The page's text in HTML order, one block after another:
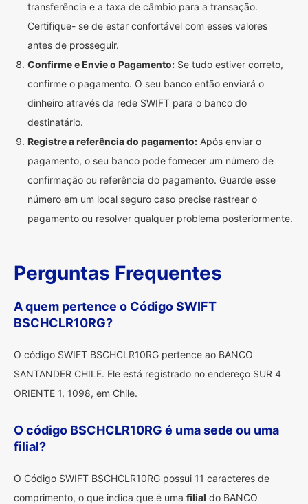
transferência e a taxa de câmbio para a transação.
Certifique- se de estar confortável com esses valores
antes de prosseguir.
Confirme e Envie o Pagamento: Se tudo estiver correto,
confirme o pagamento. O seu banco então enviará o
dinheiro através da rede SWIFT para o banco do
destinatário.
Registre a referência do pagamento: Após enviar o
pagamento, o seu banco pode fornecer um número de
confirmação ou referência do pagamento. Guarde esse
número em um local seguro caso precise rastrear o
pagamento ou resolver qualquer problema posteriormente.
Perguntas Frequentes
A quem pertence o Código SWIFT
BSCHCLR10RG?
O código SWIFT BSCHCLR10RG pertence ao BANCO
SANTANDER CHILE. Ele está registrado no endereço SUR 4
ORIENTE 1, 1098, em Chile.
O código BSCHCLR10RG é uma sede ou uma
filial?
O Código SWIFT BSCHCLR10RG possui 11 caracteres de
comprimento, o que indica que é uma filial do BANCO